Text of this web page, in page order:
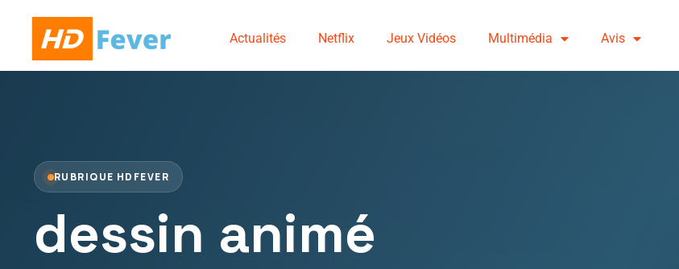
Actualités Netflix Jeux Vidéos Multimédia Avis
RUBRIQUE HDFEVER
dessin animé